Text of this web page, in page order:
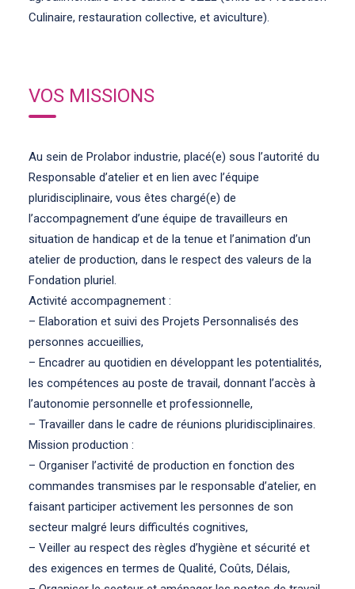
Culinaire, restauration collective, et aviculture).
VOS MISSIONS
Au sein de Prolabor industrie, placé(e) sous l’autorité du
Responsable d’atelier et en lien avec l’équipe
pluridisciplinaire, vous êtes chargé(e) de
l’accompagnement d’une équipe de travailleurs en
situation de handicap et de la tenue et l’animation d’un
atelier de production, dans le respect des valeurs de la
Fondation pluriel.
Activité accompagnement :
– Elaboration et suivi des Projets Personnalisés des
personnes accueillies,
– Encadrer au quotidien en développant les potentialités,
les compétences au poste de travail, donnant l’accès à
l’autonomie personnelle et professionnelle,
– Travailler dans le cadre de réunions pluridisciplinaires.
Mission production :
– Organiser l’activité de production en fonction des
commandes transmises par le responsable d’atelier, en
faisant participer activement les personnes de son
secteur malgré leurs difficultés cognitives,
– Veiller au respect des règles d’hygiène et sécurité et
des exigences en termes de Qualité, Coûts, Délais,